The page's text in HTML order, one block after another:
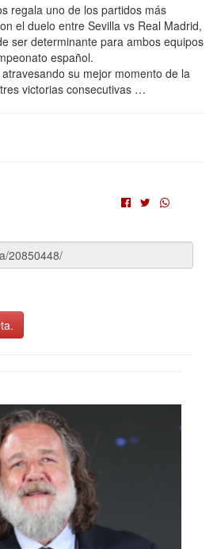
regala uno de los partidos más
el duelo entre Sevilla vs Real Madrid,
ser determinante para ambos equipos
español.
su mejor momento de la
victorias consecutivas …